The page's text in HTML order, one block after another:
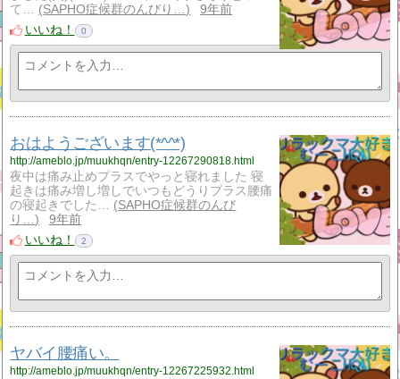
て…
SAPHO症候群のんびり…
9年前
いいね！
0
おはようございます(*^^*)
http://ameblo.jp/muukhqn/entry-12267290818.html
夜中は痛み止めプラスでやっと寝れました 寝
起きは痛み増し増しでいつもどうりプラス腰痛
の寝起きでした…
SAPHO症候群のんび
り…
9年前
いいね！
2
ヤバイ腰痛い。
http://ameblo.jp/muukhqn/entry-12267225932.html